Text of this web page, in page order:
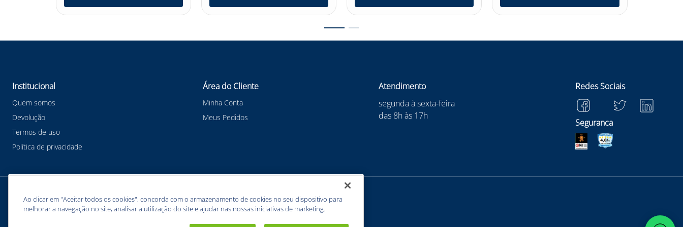
Institucional
Quem somos
Devolução
Termos de uso
Política de privacidade
Área do Cliente
Minha Conta
Meus Pedidos
Atendimento
segunda à sexta-feira
das 8h às 17h
Redes Sociais
Seguranca
Meios de pagamentos
Ao clicar em "Aceitar todos os cookies", concorda com o armazenamento de cookies no seu dispositivo para
melhorar a navegação no site, analisar a utilização do site e ajudar nas nossas iniciativas de marketing.